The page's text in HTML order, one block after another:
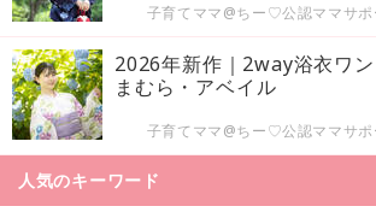
子育てママ@ちー♡公認ママサポ
2026年新作｜2way浴衣ワ
まむら・アベイル
子育てママ@ちー♡公認ママサポ
人気のキーワード